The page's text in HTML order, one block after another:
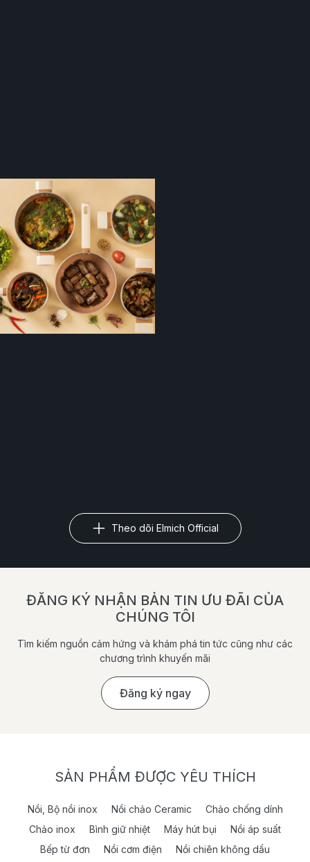
Theo dõi Elmich Official
ĐĂNG KÝ NHẬN BẢN TIN ƯU ĐÃI CỦA
CHÚNG TÔI
Tìm kiếm nguồn cảm hứng và khám phá tin tức cũng như các
chương trình khuyến mãi
Đăng ký ngay
SẢN PHẨM ĐƯỢC YÊU THÍCH
Nồi, Bộ nồi inox Nồi chảo Ceramic
Chảo chống dính
Chảo inox
Bình giữ nhiệt Máy hút bụi
Nồi áp suất
Bếp từ đơn
Nồi cơm điện
Nồi chiên không dầu